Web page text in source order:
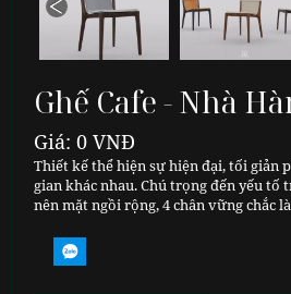
Ghế Cafe - Nhà
Giá: 0 VNĐ
Thiết kế thể hiện sự hiện đại, tối giản
gian khác nhau. Chú trọng đến yếu tố
nên mặt ngồi rộng, 4 chân vững chắc